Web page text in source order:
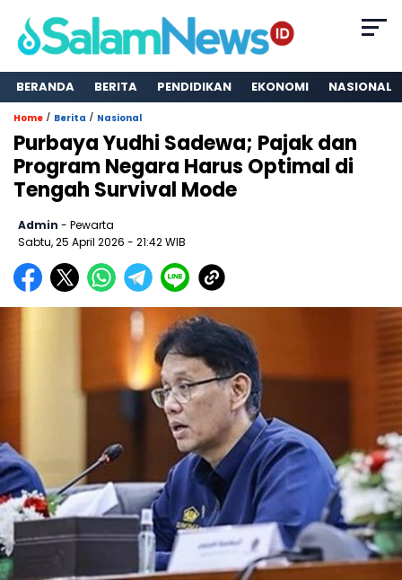
BERANDA BERITA PENDIDIKAN EKONOMI NASIONAL
Home / Berita / Nasional
Purbaya Yudhi Sadewa; Pajak dan
Program Negara Harus Optimal di
Tengah Survival Mode
Admin - Pewarta
Sabtu, 25 April 2026 - 21:42 WIB